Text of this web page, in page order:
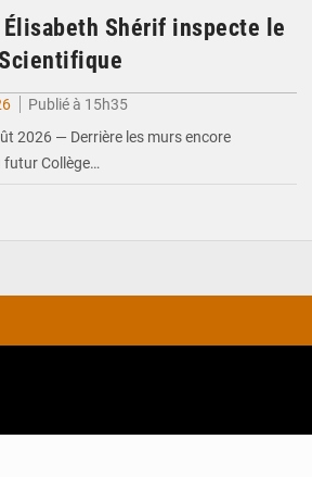
Élisabeth Shérif inspecte le
Publié à 15h35
2026 — Derrière les murs encore
futur Collège…